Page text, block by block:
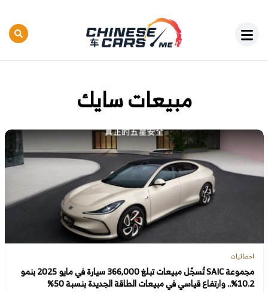
مبيعات سايك
احصائيات
مجموعة SAIC تُسجّل مبيعات تبلغ 366,000 سيارة في مايو 2025 بنمو
10.2%.. وارتفاع قياسي في مبيعات الطاقة الجديدة بنسبة 50%